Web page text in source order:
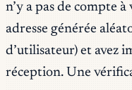
n’y a pas de compte
adresse générée
d’utilisateur) et avez
réception. Une